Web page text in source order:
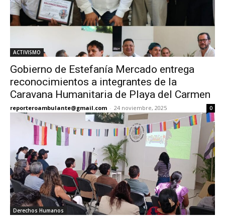
ACTIVISMO
Gobierno de Estefanía Mercado entrega
reconocimientos a integrantes de la
Caravana Humanitaria de Playa del Carmen
reporteroambulante@gmail.com - 24 noviembre, 2025 0
Derechos Humanos